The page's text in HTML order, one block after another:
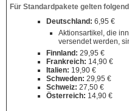
Für Standardpakete gelten
Deutschland: 6,95 €
Aktionsartikel, die
versendet werden,
Finnland: 29,95 €
Frankreich: 14,90 €
Italien: 19,90 €
Schweden: 29,95 €
Schweiz: 27,50 €
Österreich: 14,90 €